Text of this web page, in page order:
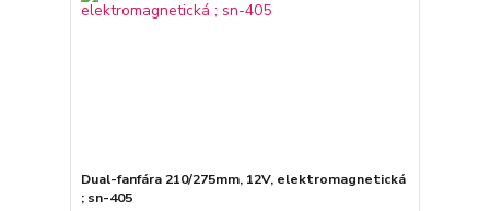
Dual-fanfára 210/275mm, 12V, elektromagnetická
; sn-405